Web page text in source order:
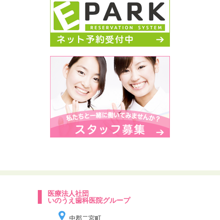
医療法人社団
いのうえ歯科医院グループ
中郡二宮町